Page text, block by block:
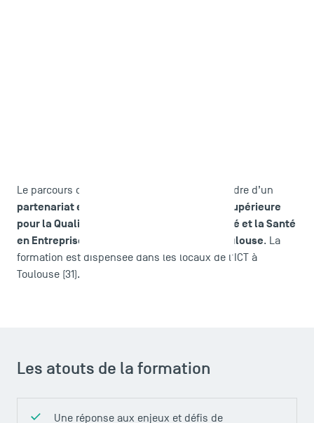
Le parcours de L3 QSE est proposé dans le cadre d’un
partenariat entre TSM et l'ESQESE
École Supérieure
pour la Qualité, l’Environnement, la Sécurité et la Santé
en Entreprise de l’Institut Catholique de Toulouse. La
formation est dispensée dans les locaux de l'ICT à
Toulouse (31).
Les atouts de la formation
Une réponse aux enjeux et défis de